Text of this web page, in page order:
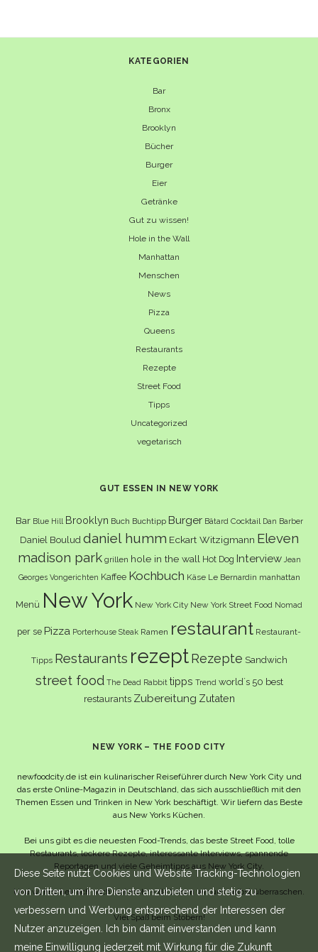
KATEGORIEN
Bar
Bronx
Brooklyn
Bücher
Burger
Eier
Getränke
Gut zu wissen!
Hole in the Wall
Manhattan
Menschen
News
Pizza
Queens
Restaurants
Rezepte
Street Food
Tipps
Uncategorized
vegetarisch
GUT ESSEN IN NEW YORK
Bar Blue Hill Brooklyn Buch Buchtipp Burger Bâtard Cocktail Dan Barber
Daniel Boulud daniel humm Eckart Witzigmann Eleven
madison park grillen hole in the wall Hot Dog Interview Jean
Georges Vongerichten Kaffee Kochbuch Käse Le Bernardin manhattan
Menü New York New York City New York Street Food Nomad
per se Pizza Porterhouse Steak Ramen restaurant Restaurant-
Tipps Restaurants rezept Rezepte Sandwich
street food The Dead Rabbit tipps Trend world´s 50 best
restaurants Zubereitung Zutaten
NEW YORK – THE FOOD CITY
newfoodcity.de ist ein kulinarischer Reiseführer durch New York City und
das erste Online-Magazin in Deutschland, das sich ausschließlich mit den
Themen Essen und Trinken in New York beschäftigt. Wir liefern das Beste
aus New Yorks Küchen.
Bei uns gibt es die neuesten Food-Trends, das beste Street Food, tolle
Restaurants, leckere Rezepte, interessante Interviews, spannende
Reportagen und viele Geheimtipps aus New York City.
Und wahrscheinlich noch viel mehr – da lassen wir uns selbst überraschen.
Viel Spaß beim Stöbern!
Diese Seite nutzt Cookies und Website Tracking-Technologien
von Dritten, um ihre Dienste anzubieten und stetig zu
verbessern und Werbung entsprechend der Interessen der
Nutzer anzuzeigen. Ich bin damit einverstanden und kann
meine Einwilligung jederzeit mit Wirkung für die Zukunft